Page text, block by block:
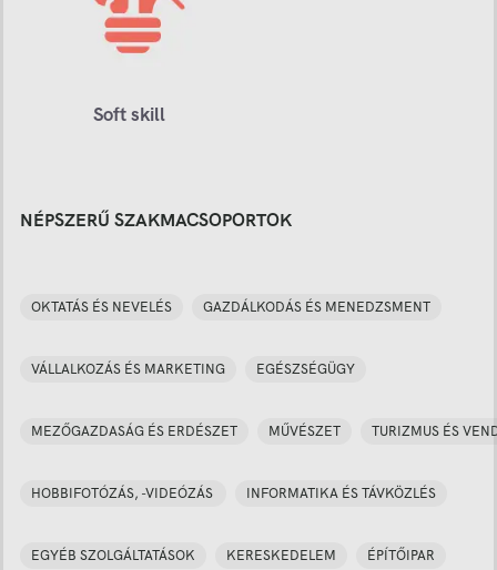
Soft skill
NÉPSZERŰ SZAKMACSOPORTOK
OKTATÁS ÉS NEVELÉS GAZDÁLKODÁS ÉS MENEDZSMENT
VÁLLALKOZÁS ÉS MARKETING EGÉSZSÉGÜGY
MEZŐGAZDASÁG ÉS ERDÉSZET MŰVÉSZET TURIZMUS ÉS
HOBBIFOTÓZÁS, -VIDEÓZÁS INFORMATIKA ÉS TÁVKÖZLÉS
EGYÉB SZOLGÁLTATÁSOK KERESKEDELEM ÉPÍTŐIPAR